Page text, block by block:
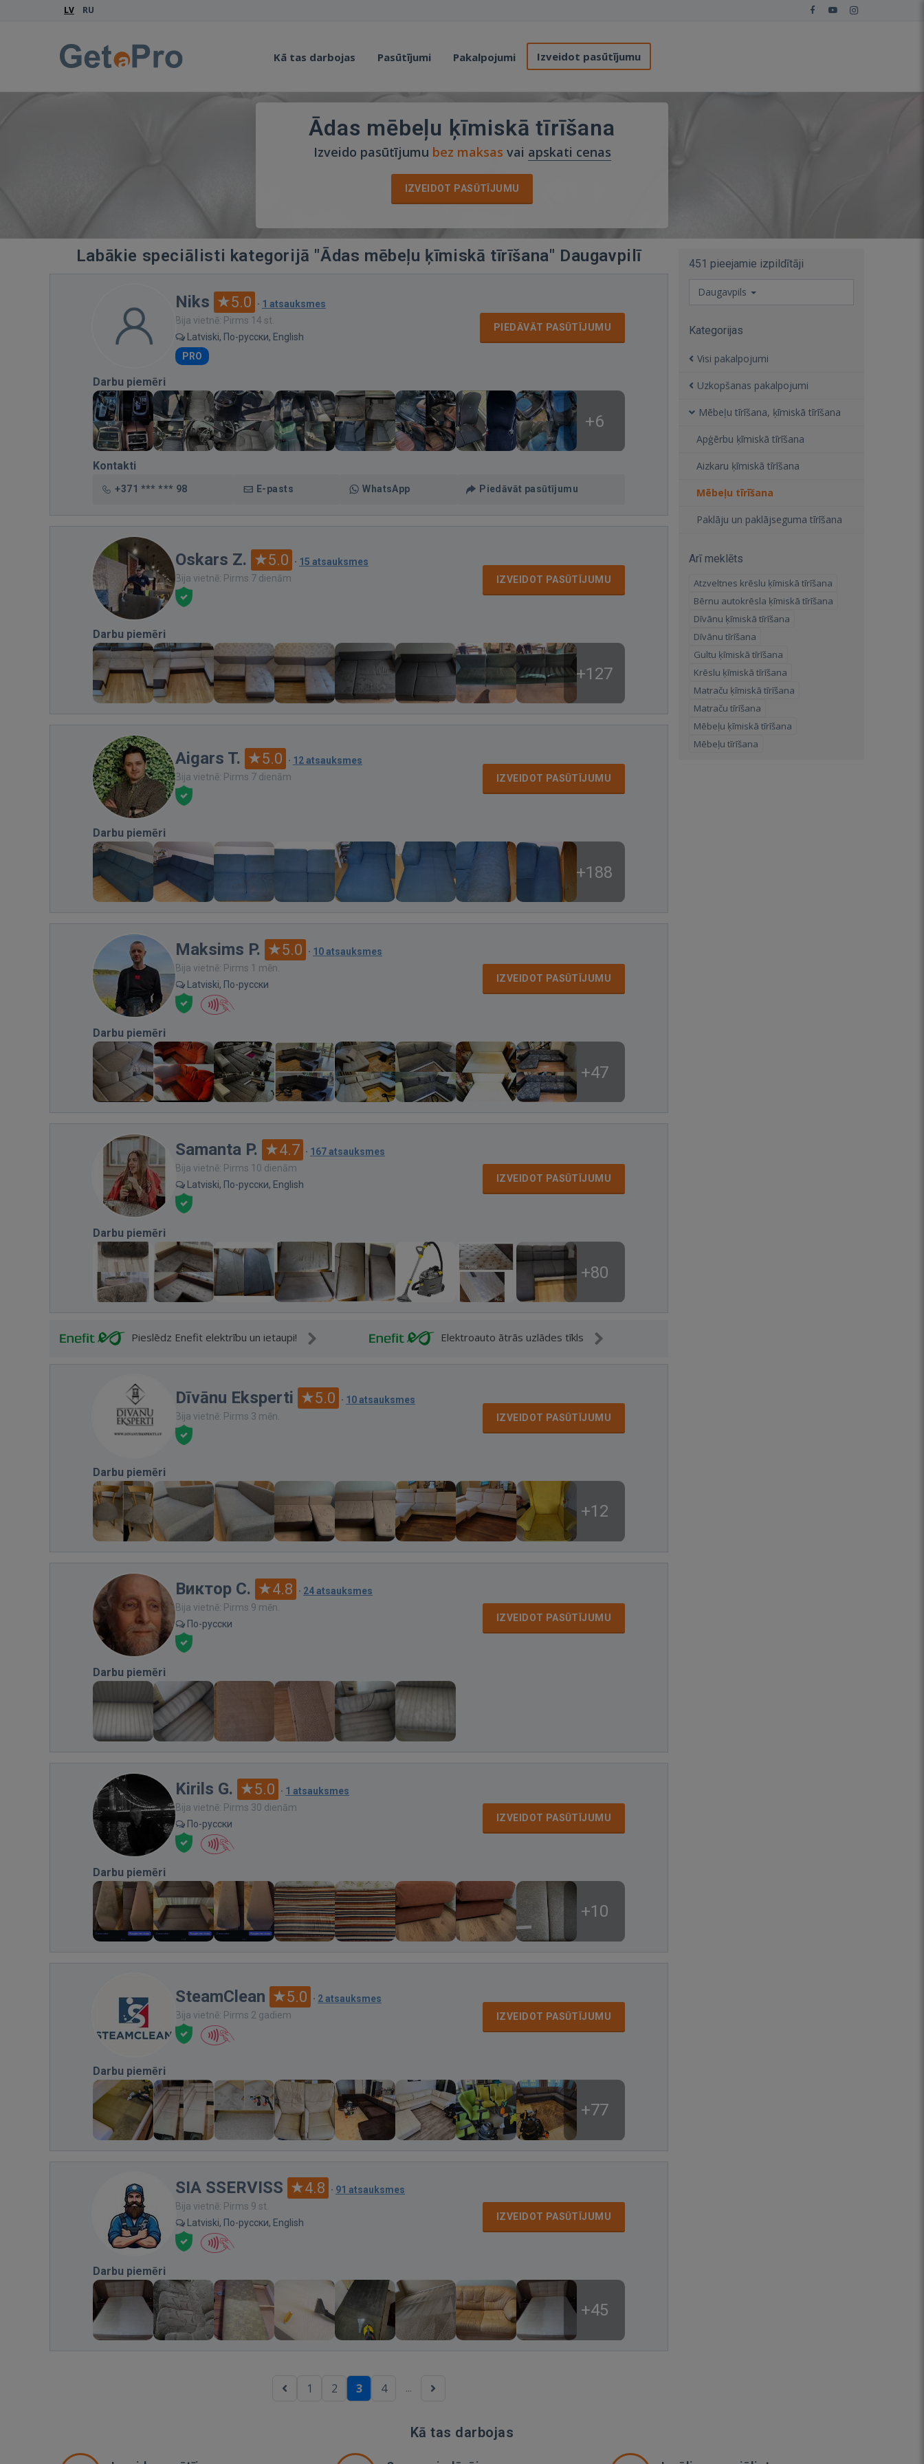
LV RU
Kā tas darbojas Pasūtījumi Pakalpojumi Izveidot pasūtījumu
Ādas mēbeļu ķīmiskā tīrīšana
Izveido pasūtījumu bez maksas vai apskati cenas
IZVEIDOT PASŪTĪJUMU
Labākie speciālisti kategorijā "Ādas mēbeļu ķīmiskā tīrīšana" Daugavpilī
Niks 5.0 · 1 atsauksmes
Bija vietnē: Pirms 14 st.
Latviski, По-русски, English
PRO
PIEDĀVĀT PASŪTĪJUMU
Darbu piemēri
+6
Kontakti
+371 *** *** 98 E-pasts WhatsApp Piedāvāt pasūtījumu
Oskars Z. 5.0 · 15 atsauksmes
Bija vietnē: Pirms 7 dienām
IZVEIDOT PASŪTĪJUMU
Darbu piemēri
+127
Aigars T. 5.0 · 12 atsauksmes
Bija vietnē: Pirms 7 dienām
IZVEIDOT PASŪTĪJUMU
Darbu piemēri
+188
Maksims P. 5.0 · 10 atsauksmes
Bija vietnē: Pirms 1 mēn.
Latviski, По-русски
IZVEIDOT PASŪTĪJUMU
Darbu piemēri
+47
Samanta P. 4.7 · 167 atsauksmes
Bija vietnē: Pirms 10 dienām
Latviski, По-русски, English
IZVEIDOT PASŪTĪJUMU
Darbu piemēri
+80
Pieslēdz Enefit elektrību un ietaupi! Elektroauto ātrās uzlādes tīkls
Dīvānu Eksperti 5.0 · 10 atsauksmes
Bija vietnē: Pirms 3 mēn.
IZVEIDOT PASŪTĪJUMU
Darbu piemēri
+12
Виктор С. 4.8 · 24 atsauksmes
Bija vietnē: Pirms 9 mēn.
По-русски
IZVEIDOT PASŪTĪJUMU
Darbu piemēri
Kirils G. 5.0 · 1 atsauksmes
Bija vietnē: Pirms 30 dienām
По-русски
IZVEIDOT PASŪTĪJUMU
Darbu piemēri
+10
SteamClean 5.0 · 2 atsauksmes
Bija vietnē: Pirms 2 gadiem
IZVEIDOT PASŪTĪJUMU
Darbu piemēri
+77
SIA SSERVISS 4.8 · 91 atsauksmes
Bija vietnē: Pirms 9 st.
Latviski, По-русски, English
IZVEIDOT PASŪTĪJUMU
Darbu piemēri
+45
1 2 3 4 ...
451 pieejamie izpildītāji
Daugavpils
Kategorijas
Visi pakalpojumi
Uzkopšanas pakalpojumi
Mēbeļu tīrīšana, ķīmiskā tīrīšana
Apģērbu ķīmiskā tīrīšana
Aizkaru ķīmiskā tīrīšana
Mēbeļu tīrīšana
Paklāju un paklājseguma tīrīšana
Arī meklēts
Atzveltnes krēslu ķīmiskā tīrīšana
Bērnu autokrēsla ķīmiskā tīrīšana
Dīvānu ķīmiskā tīrīšana
Dīvānu tīrīšana
Gultu ķīmiskā tīrīšana
Krēslu ķīmiskā tīrīšana
Matraču ķīmiskā tīrīšana
Matraču tīrīšana
Mēbeļu ķīmiskā tīrīšana
Mēbeļu tīrīšana
Kā tas darbojas